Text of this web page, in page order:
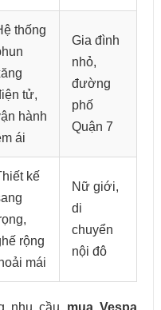
thống
tử,
hành
ái
Gia đình
nhỏ,
đường
phố
Quận 7
kế
rộng
mái
Nữ giới,
di
chuyển
nội đô
nhu cầu mua Vespa